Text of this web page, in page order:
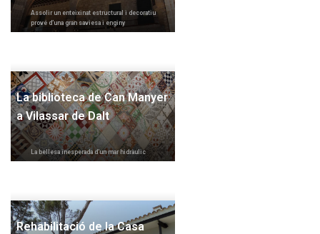
Assolir un enteixinat estructural i decoratiu
prové d’una gran saviesa i enginy
La biblioteca de Can Manyer
a Vilassar de Dalt
La bellesa inesperada d’un mar hidràulic
Rehabilitació de la Casa